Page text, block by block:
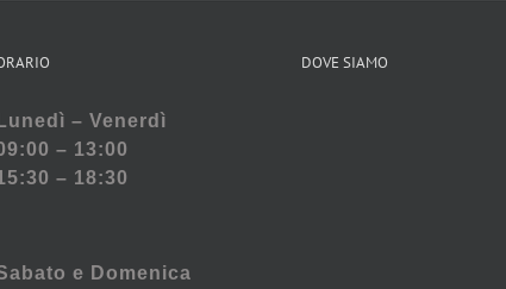
Lunedì – Venerdì
– 13:00
– 18:30
e Domenica
DOVE SIAMO